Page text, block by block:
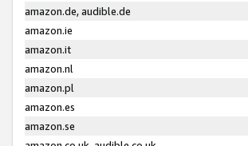
amazon.de, audible.de
amazon.ie
amazon.it
amazon.nl
amazon.pl
amazon.es
amazon.se